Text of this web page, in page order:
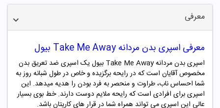
معرفی
معرفی اسپری بدن مردانه Take Me Away بیول
اسپری بدن مردانه Take Me Away بیول یک اسپری ضد تعریق بدن
مخصوص آقایان است که در رایحه برگزیده و خاص در طول شبانه روز به
شما احساس ناب، طراوت و منحصر به فرد بودن را هدیه میدهد. این
اسپری برای افرادی است که رایحه ملایم دوست دارند. خط بوی بسیار
عالی این اسپری می تواند همراه شما در قرار های کاریتان باشد.